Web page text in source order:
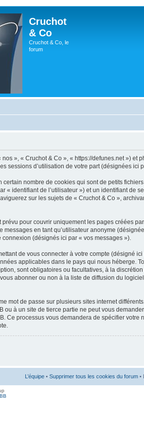
Cruchot
& Co
Cruchot & Co, le
forum
», « Cruchot & Co », « https://defunes.net ») et
sessions d’utilisation de votre part (désignées ici
nombre de cookies qui sont de petits
« identifiant de l’utilisateur ») et un identifiant de
sur les sujets de « Cruchot & Co »,
pour couvrir uniquement les pages créées
en tant qu’utilisateur anonyme
(désignés ici par « vos messages »).
de vous connecter à votre compte (désigné
applicables dans le pays qui nous héberge.
sont obligatoires ou facultatives, à la
abonner ou non à la liste de diffusion du
mot de passe sur plusieurs sites internet
à un site de tierce partie ne peut vous
processus vous demandera de spécifier votre
L’équipe • Supprimer tous les cookies du forum •